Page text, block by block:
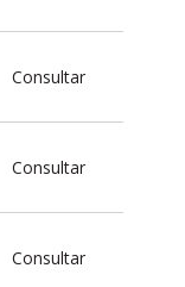
Consultar
Consultar
Consultar